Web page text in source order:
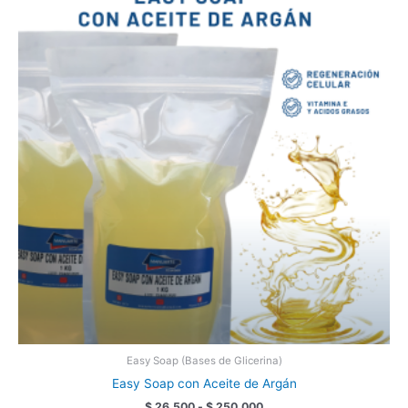
Easy Soap (Bases de Glicerina)
Easy Soap con Aceite de Argán
precios:
desde
hasta
$ 250.000
tiene
Las
opciones
se
pueden
elegir
en
la
página
de
producto